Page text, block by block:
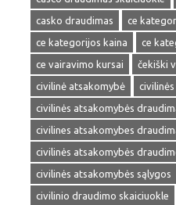
casko draudimas
ce
ce kategorijos kaina
ce
ce vairavimo kursai
čekiški
civilinė atsakomybė
civilinės atsakomybės
civilines atsakomybes
civilinės atsakomybės
civilinės atsakomybės sąlygos
civilinio draudimo skaiciuokle